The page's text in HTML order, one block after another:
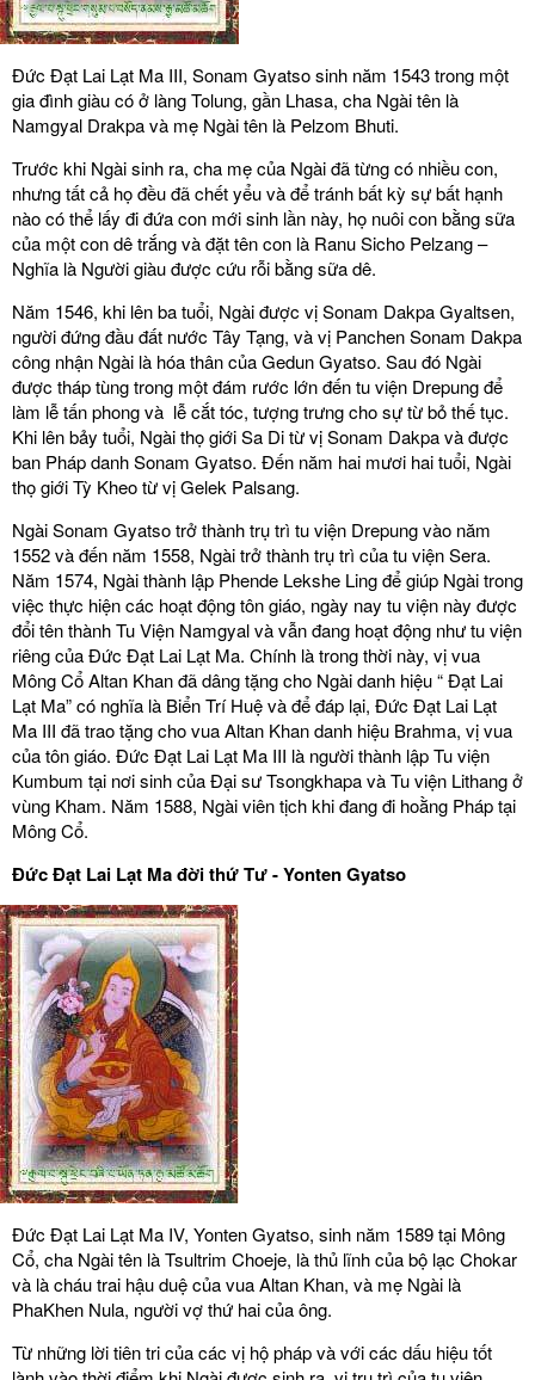
Đức Đạt Lai Lạt Ma III, Sonam Gyatso sinh năm 1543 trong một
gia đình giàu có ở làng Tolung, gần Lhasa, cha Ngài tên là
Namgyal Drakpa và mẹ Ngài tên là Pelzom Bhuti.
Trước khi Ngài sinh ra, cha mẹ của Ngài đã từng có nhiều con,
nhưng tất cả họ đều đã chết yểu và để tránh bất kỳ sự bất hạnh
nào có thể lấy đi đứa con mới sinh lần này, họ nuôi con bằng sữa
của một con dê trắng và đặt tên con là Ranu Sicho Pelzang –
Nghĩa là Người giàu được cứu rỗi bằng sữa dê.
Năm 1546, khi lên ba tuổi, Ngài được vị Sonam Dakpa Gyaltsen,
người đứng đầu đất nước Tây Tạng, và vị Panchen Sonam Dakpa
công nhận Ngài là hóa thân của Gedun Gyatso. Sau đó Ngài
được tháp tùng trong một đám rước lớn đến tu viện Drepung để
làm lễ tấn phong và lễ cắt tóc, tượng trưng cho sự từ bỏ thế tục.
Khi lên bảy tuổi, Ngài thọ giới Sa Di từ vị Sonam Dakpa và được
ban Pháp danh Sonam Gyatso. Đến năm hai mươi hai tuổi, Ngài
thọ giới Tỳ Kheo từ vị Gelek Palsang.
Ngài Sonam Gyatso trở thành trụ trì tu viện Drepung vào năm
1552 và đến năm 1558, Ngài trở thành trụ trì của tu viện Sera.
Năm 1574, Ngài thành lập Phende Lekshe Ling để giúp Ngài trong
việc thực hiện các hoạt động tôn giáo, ngày nay tu viện này được
đổi tên thành Tu Viện Namgyal và vẫn đang hoạt động như tu viện
riêng của Đức Đạt Lai Lạt Ma. Chính là trong thời này, vị vua
Mông Cổ Altan Khan đã dâng tặng cho Ngài danh hiệu “ Đạt Lai
Lạt Ma” có nghĩa là Biển Trí Huệ và để đáp lại, Đức Đạt Lai Lạt
Ma III đã trao tặng cho vua Altan Khan danh hiệu Brahma, vị vua
của tôn giáo. Đức Đạt Lai Lạt Ma III là người thành lập Tu viện
Kumbum tại nơi sinh của Đại sư Tsongkhapa và Tu viện Lithang ở
vùng Kham. Năm 1588, Ngài viên tịch khi đang đi hoằng Pháp tại
Mông Cổ.
Đức Đạt Lai Lạt Ma đời thứ Tư - Yonten Gyatso
Đức Đạt Lai Lạt Ma IV, Yonten Gyatso, sinh năm 1589 tại Mông
Cổ, cha Ngài tên là Tsultrim Choeje, là thủ lĩnh của bộ lạc Chokar
và là cháu trai hậu duệ của vua Altan Khan, và mẹ Ngài là
PhaKhen Nula, người vợ thứ hai của ông.
Từ những lời tiên tri của các vị hộ pháp và với các dấu hiệu tốt